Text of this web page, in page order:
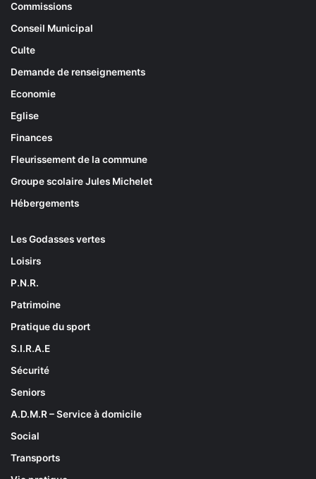
Commissions
Conseil Municipal
Culte
Demande de renseignements
Economie
Eglise
Finances
Fleurissement de la commune
Groupe scolaire Jules Michelet
Hébergements
Les Godasses vertes
Loisirs
P.N.R.
Patrimoine
Pratique du sport
S.I.R.A.E
Sécurité
Seniors
A.D.M.R – Service à domicile
Social
Transports